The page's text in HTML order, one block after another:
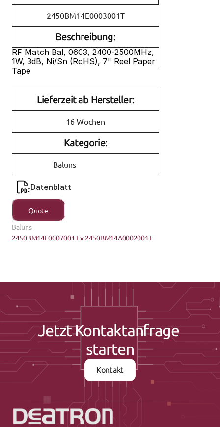
2450BM14E0003001T
Beschreibung:
RF Match Bal, 0603, 2400-2500MHz,
1W, 3dB, Ni/Sn (RoHS), 7" Reel Paper
Tape
Lieferzeit ab Hersteller:
16 Wochen
Kategorie:
Baluns
Datenblatt
Quote
Baluns
2450BM14E0007001T ›‹ 2450BM14A0002001T
Jetzt Kontaktanfrage
starten
Kontakt